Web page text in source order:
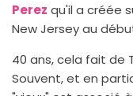
Perez qu'il a créée
New Jersey au
40 ans, cela fait de
Souvent, et en